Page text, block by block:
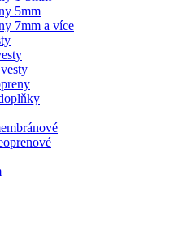
5mm
7mm a více